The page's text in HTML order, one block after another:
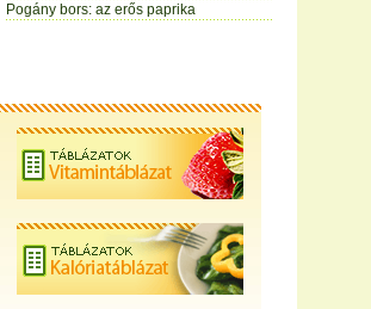
Pogány bors: az erős paprika